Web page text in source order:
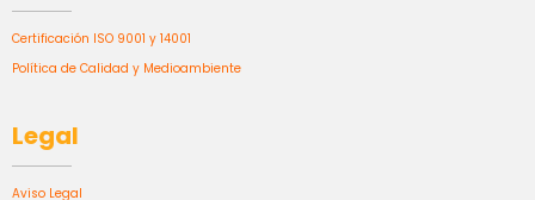
Certificación ISO 9001 y 14001
Política de Calidad y Medioambiente
Legal
Aviso Legal